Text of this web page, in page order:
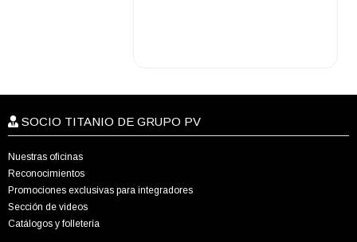
SOCIO TITANIO DE GRUPO PV
Nuestras oficinas
Reconocimientos
Promociones exclusivas para integradores
Sección de videos
Catálogos y folletería